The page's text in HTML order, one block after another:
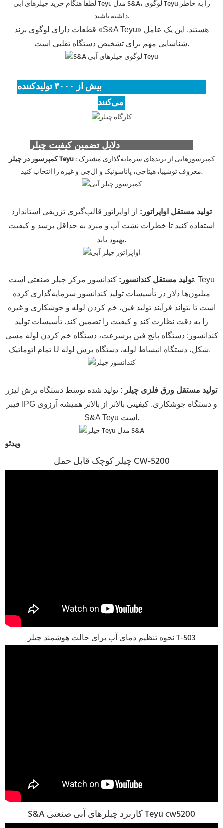
لطفاً هنگام خرید چیلرهای آبی Teyu مدل S&A، لوگوی Teyu را به خاطر
داشته باشید.
قطعات دارای لوگوی برند «S&A Teyu» هستند. این یک عامل
شناسایی مهم برای تشخیص دستگاه تقلبی است.
بیش از ۳۰۰۰ تولیدکننده، Teyu (S&A Teyu) را انتخاب
کمپرسور در چیلر Teyu: کمپرسورهایی از برندهای سرمایه‌گذاری مشترک
معروف توشیبا، هیتاچی، پاناسونیک و ال‌جی و غیره را انتخاب کنید.
تولید مستقل اواپراتور : از اواپراتور قالب‌گیری تزریقی استاندارد
استفاده کنید تا خطرات نشت آب و مبرد به حداقل برسد و کیفیت
بهبود یابد.
تولید مستقل کندانسور: کندانسور مرکز چیلر صنعتی است. Teyu
میلیون‌ها دلار در تأسیسات تولید کندانسور سرمایه‌گذاری کرده
است تا بتواند فرآیند تولید فین، خم کردن لوله و جوشکاری و غیره
را به دقت نظارت کند و کیفیت را تضمین کند. تأسیسات تولید
کندانسور: دستگاه پانچ فین پرسرعت، دستگاه خم کردن لوله مسی
تمام اتوماتیک U شکل، دستگاه انبساط لوله، دستگاه برش لوله.
تولید مستقل ورق فلزی چیلر : تولید شده توسط دستگاه برش لیزر
فیبر IPG و دستگاه جوشکاری. کیفیتی بالاتر از بالاتر همیشه آرزوی
S&A Teyu است.
ویدئو
چیلر کوچک قابل حمل CW-5200
نحوه تنظیم دمای آب برای حالت هوشمند چیلر T-503
S&A کاربرد چیلرهای آبی صنعتی Teyu cw5200